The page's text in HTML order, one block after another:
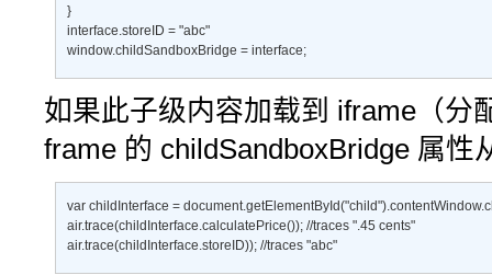
}
interface.storeID = "abc"
window.childSandboxBridge = interface;
如果此子级内容加载到 iframe（分
frame 的 childSandboxBridge 属性
var childInterface =
air.trace(childInterface.calculatePrice()); //traces ".45 cents"
air.trace(childInterface.storeID)); //traces "abc"